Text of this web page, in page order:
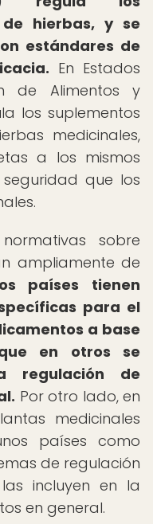
hierbas, y se
estándares de
En Estados
de Alimentos y
los suplementos
medicinales,
a los mismos
que los
sobre
ampliamente de
países tienen
para el
a base
en otros se
regulación de
Por otro lado, en
medicinales
países como
de regulación
incluyen en la
en general.